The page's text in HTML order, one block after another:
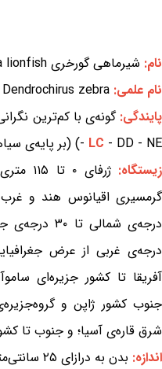
نام: شیرماهی گورخری Zebra lionfish
نام علمی: Dendrochirus zebra
پایندگی:
- LC - DD - NE) (بر پایه‌ی سیاهه‌ی سرخ IUCN)
زیستگاه:
درجه‌ی غربی از عرض
آفریقا تا کشور جزیره‌ای
جنوب کشور ژاپن و
شرق قاره‌ی آسیا؛ و جنوب تا
اندازه: بدن به درازای ۲۵ سانتی‌متر